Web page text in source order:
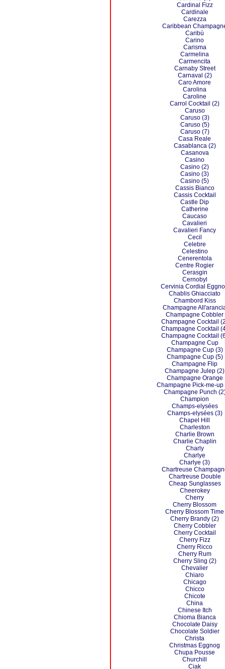
Cardinal Fizz
Cardinale
Carezza
Caribbean
Caribù
Carino
Carisma
Carmelina
Carmencita
Carnaby Street
Carnaval (2)
Caro Amore
Carolina
Caroline
Carrol Cocktail (2)
Caruso
Caruso (3)
Caruso (5)
Caruso (7)
Casa Reale
Casablanca (2)
Casanova
Casino
Casino (2)
Casino (3)
Casino (5)
Cassis Bianco
Cassis Cocktail
Castle Dip
Catherine
Caucaso
Cavalieri
Cavalieri Fancy
Cecil
Celebre
Celestino
Cenerentola
Centre Rogier
Cerasgin
Cernobyl
Cervinia Cordial
Chablis Ghiacciato
Chambord Kiss
Champagne
Champagne Cobbler
Champagne Cocktail
Champagne Cocktail
Champagne Cocktail
Champagne Cup
Champagne Cup (3)
Champagne Cup (5)
Champagne Flip
Champagne Julep (2)
Champagne Orange
Champagne Pick-me-up
Champagne Punch
Champion
Champs-elysées
Champs-elysées (3)
Chapel Hill
Charleston
Charlie Brown
Charlie Chaplin
Charly
Charlye
Charlye (3)
Chartreuse
Chartreuse Double
Cheap Sunglasses
Cheerokey
Cherry
Cherry Blossom
Cherry Blossom Time
Cherry Brandy (2)
Cherry Cobbler
Cherry Cocktail
Cherry Fizz
Cherry Ricco
Cherry Rum
Cherry Sling (2)
Chevalier
Chiaro
Chicago
Chicco
Chicote
China
Chinese Itch
Chioma Bianca
Chocolate Daisy
Chocolate Soldier
Christa
Christmas Eggnog
Chupa Pousse
Churchill
Ciak